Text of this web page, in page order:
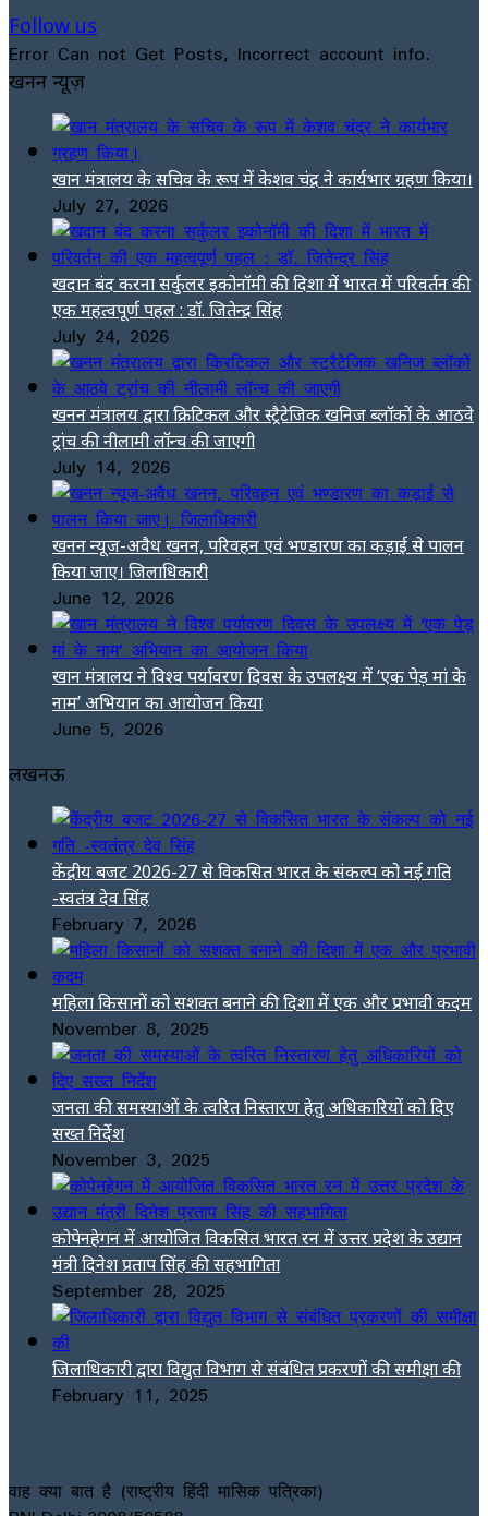
Follow us
Error Can not Get Posts, Incorrect account info.
खनन न्यूज़
खान मंत्रालय के सचिव के रूप में केशव चंद्र ने कार्यभार ग्रहण किया।
July 27, 2026
खदान बंद करना सर्कुलर इकोनॉमी की दिशा में भारत में परिवर्तन की
एक महत्वपूर्ण पहल : डॉ. जितेन्द्र सिंह
July 24, 2026
खनन मंत्रालय द्वारा क्रिटिकल और स्ट्रैटेजिक खनिज ब्लॉकों के आठवे
ट्रांच की नीलामी लॉन्च की जाएगी
July 14, 2026
खनन न्यूज-अवैध खनन, परिवहन एवं भण्डारण का कड़ाई से पालन
किया जाए। जिलाधिकारी
June 12, 2026
खान मंत्रालय ने विश्व पर्यावरण दिवस के उपलक्ष्य में ‘एक पेड़ मां के
नाम’ अभियान का आयोजन किया
June 5, 2026
लखनऊ
केंद्रीय बजट 2026-27 से विकसित भारत के संकल्प को नई गति
-स्वतंत्र देव सिंह
February 7, 2026
महिला किसानों को सशक्त बनाने की दिशा में एक और प्रभावी कदम
November 8, 2025
जनता की समस्याओं के त्वरित निस्तारण हेतु अधिकारियों को दिए
सख्त निर्देश
November 3, 2025
कोपेनहेगन में आयोजित विकसित भारत रन में उत्तर प्रदेश के उद्यान
मंत्री दिनेश प्रताप सिंह की सहभागिता
September 28, 2025
जिलाधिकारी द्वारा विद्युत विभाग से संबंधित प्रकरणों की समीक्षा की
February 11, 2025
वाह क्या बात है (राष्ट्रीय हिंदी मासिक पत्रिका)